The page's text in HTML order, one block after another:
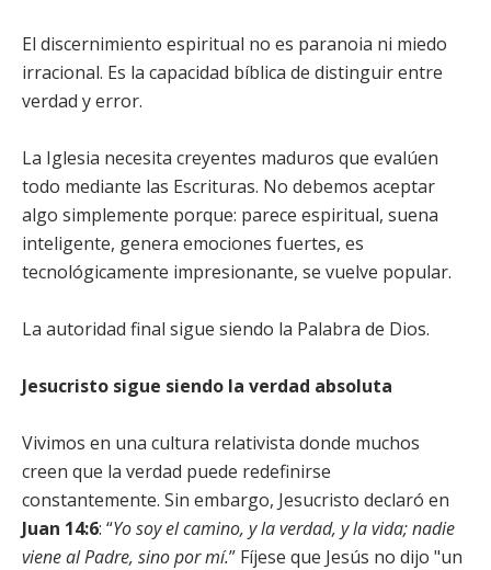
El discernimiento espiritual no es paranoia ni miedo
irracional. Es la capacidad bíblica de distinguir entre
verdad y error.
La Iglesia necesita creyentes maduros que evalúen
todo mediante las Escrituras. No debemos aceptar
algo simplemente porque: parece espiritual, suena
inteligente, genera emociones fuertes, es
tecnológicamente impresionante, se vuelve popular.
La autoridad final sigue siendo la Palabra de Dios.
Jesucristo sigue siendo la verdad absoluta
Vivimos en una cultura relativista donde muchos
creen que la verdad puede redefinirse
constantemente. Sin embargo, Jesucristo declaró en
Juan 14:6: “Yo soy el camino, y la verdad, y la vida; nadie
viene al Padre, sino por mí.” Fíjese que Jesús no dijo "un